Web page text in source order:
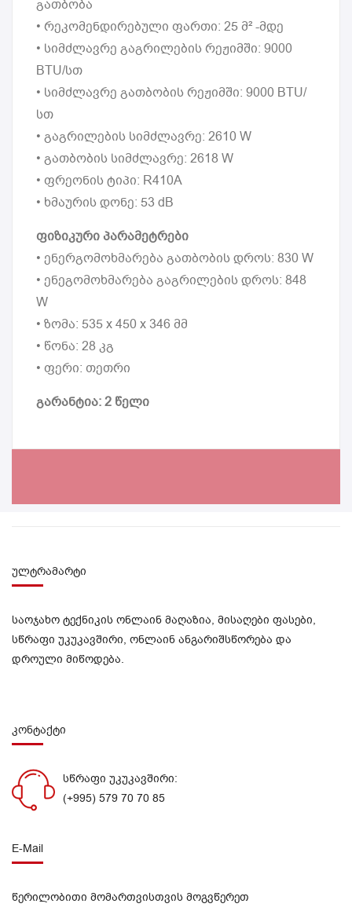
გათბობა
• რეკომენდირებული ფართი: 25 მ² -მდე
• სიმძლავრე გაგრილების რეჟიმში: 9000
BTU/სთ
• სიმძლავრე გათბობის რეჟიმში: 9000 BTU/
სთ
• გაგრილების სიმძლავრე: 2610 W
• გათბობის სიმძლავრე: 2618 W
• ფრეონის ტიპი: R410A
• ხმაურის დონე: 53 dB
ფიზიკური პარამეტრები
• ენერგომოხმარება გათბობის დროს: 830 W
• ენეგომოხმარება გაგრილების დროს: 848
W
• ზომა: 535 x 450 x 346 მმ
• წონა: 28 კგ
• ფერი: თეთრი
გარანტია: 2 წელი
ულტრამარტი
საოჯახო ტექნიკის ონლაინ მაღაზია, მისაღები ფასები,
სწრაფი უკუკავშირი, ონლაინ ანგარიშსწორება და
დროული მიწოდება.
კონტაქტი
სწრაფი უკუკავშირი:
(+995) 579 70 70 85
E-Mail
წერილობითი მომართვისთვის მოგვწერეთ